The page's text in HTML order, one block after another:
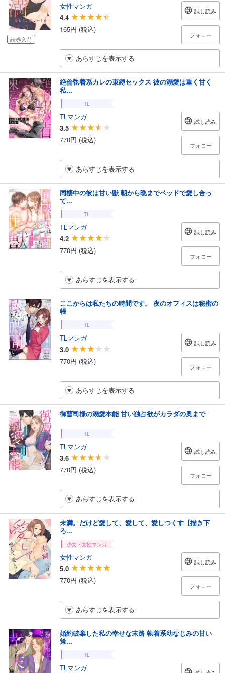
続巻入荷
女性マンガ
4.4
165円 (税込)
試し読み
フォロー
あらすじを表示する
絶倫執着系カレの束縛セックス 彼の溺愛は重く甘く
私...
TL
TLマンガ
3.5
770円 (税込)
試し読み
フォロー
あらすじを表示する
同棲中の彼は甘い獣 朝から晩までベッドで愛し合っ
て...
TL
TLマンガ
4.2
770円 (税込)
試し読み
フォロー
あらすじを表示する
ここからは私たちの時間です。 夜のオフィスは秘蜜の
帳
TL
TLマンガ
3.0
770円 (税込)
試し読み
フォロー
あらすじを表示する
御曹司様の溺愛本能 甘い独占欲がカラダの奥まで
TL
TLマンガ
3.6
770円 (税込)
試し読み
フォロー
あらすじを表示する
未満。だけど愛して、愛して、愛しつくす【描き下
ろ...
少女・女性マンガ
女性マンガ
5.0
770円 (税込)
試し読み
フォロー
あらすじを表示する
婚約破棄した私の幸せな末路 執着系幼なじみの甘い
策...
TL
TLマンガ